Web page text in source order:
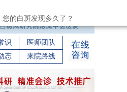
识
医师团队
态 来院路线
的白斑发现多久了？